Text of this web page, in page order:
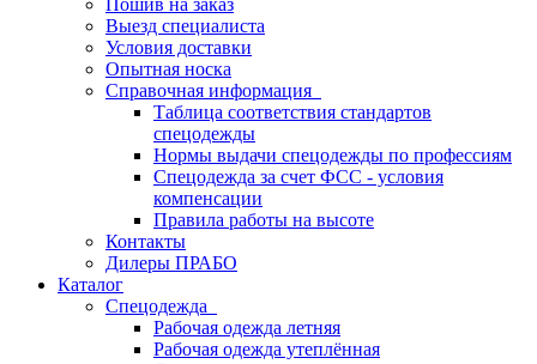
Пошив на заказ
Выезд специалиста
Условия доставки
Опытная носка
Справочная информация
Таблица соответствия стандартов
спецодежды
Нормы выдачи спецодежды по профессиям
Спецодежда за счет ФСС - условия
компенсации
Правила работы на высоте
Контакты
Дилеры ПРАБО
Каталог
Спецодежда
Рабочая одежда летняя
Рабочая одежда утеплённая